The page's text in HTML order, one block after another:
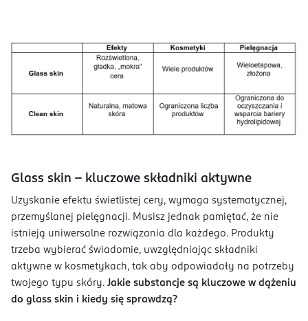
Glass skin – kluczowe składniki aktywne
Uzyskanie efektu świetlistej cery, wymaga systematycznej,
przemyślanej pielęgnacji. Musisz jednak pamiętać, że nie
istnieją uniwersalne rozwiązania dla każdego. Produkty
trzeba wybierać świadomie, uwzględniając składniki
aktywne w kosmetykach, tak aby odpowiadały na potrzeby
twojego typu skóry. Jakie substancje są kluczowe w dążeniu
do glass skin i kiedy się sprawdzą?